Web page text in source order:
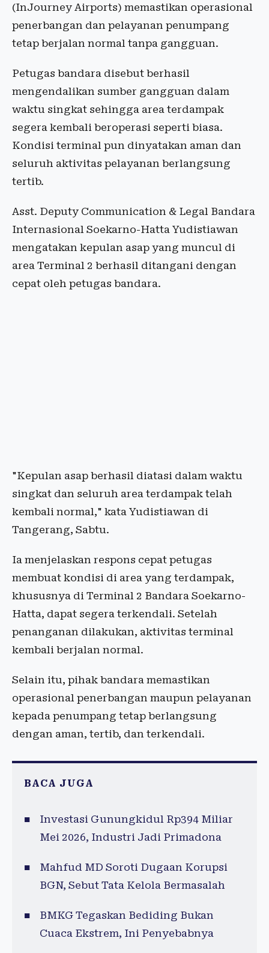
(InJourney Airports) memastikan operasional
penerbangan dan pelayanan penumpang
tetap berjalan normal tanpa gangguan.
Petugas bandara disebut berhasil
mengendalikan sumber gangguan dalam
waktu singkat sehingga area terdampak
segera kembali beroperasi seperti biasa.
Kondisi terminal pun dinyatakan aman dan
seluruh aktivitas pelayanan berlangsung
tertib.
Asst. Deputy Communication & Legal Bandara
Internasional Soekarno-Hatta Yudistiawan
mengatakan kepulan asap yang muncul di
area Terminal 2 berhasil ditangani dengan
cepat oleh petugas bandara.
"Kepulan asap berhasil diatasi dalam waktu
singkat dan seluruh area terdampak telah
kembali normal," kata Yudistiawan di
Tangerang, Sabtu.
Ia menjelaskan respons cepat petugas
membuat kondisi di area yang terdampak,
khususnya di Terminal 2 Bandara Soekarno-
Hatta, dapat segera terkendali. Setelah
penanganan dilakukan, aktivitas terminal
kembali berjalan normal.
Selain itu, pihak bandara memastikan
operasional penerbangan maupun pelayanan
kepada penumpang tetap berlangsung
dengan aman, tertib, dan terkendali.
BACA JUGA
Investasi Gunungkidul Rp394 Miliar
Mei 2026, Industri Jadi Primadona
Mahfud MD Soroti Dugaan Korupsi
BGN, Sebut Tata Kelola Bermasalah
BMKG Tegaskan Bediding Bukan
Cuaca Ekstrem, Ini Penyebabnya